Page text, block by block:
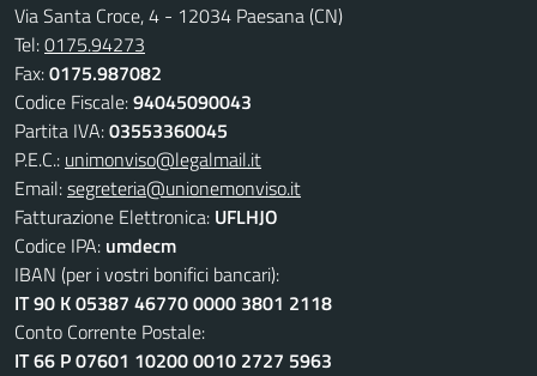
Via Santa Croce, 4 - 12034 Paesana (CN)
Tel:0175.94273
Fax:0175.987082
Codice Fiscale:94045090043
Partita IVA:03553360045
P.E.C.: unimonviso@legalmail.it
Email:segreteria@unionemonviso.it
Fatturazione Elettronica: UFLHJO
Codice IPA: umdecm
IBAN (per i vostri bonifici bancari):
IT 90 K 05387 46770 0000 3801 2118
Conto Corrente Postale:
IT 66 P 07601 10200 0010 2727 5963